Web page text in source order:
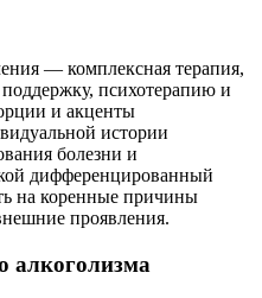
— комплексная терапия,
психотерапию и
и акценты
истории
болезни и
дифференцированный
на коренные причины
проявления.
алкоголизма